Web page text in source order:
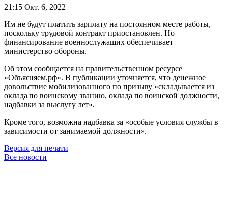
21:15 Окт. 6, 2022
Им не будут платить зарплату на постоянном месте работы,
поскольку трудовой контракт приостановлен. Но
финансирование военнослужащих обеспечивает
министерство обороны.
Об этом сообщается на правительственном ресурсе
«Объясняем.рф». В публикации уточняется, что денежное
довольствие мобилизованного по призыву «складывается из
оклада по воинскому званию, оклада по воинской должности,
надбавки за выслугу лет».
Кроме того, возможна надбавка за «особые условия службы в
зависимости от занимаемой должности».
Версия для печати
Все новости